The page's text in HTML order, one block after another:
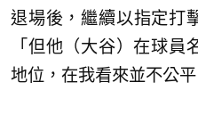
退場後，繼續以指定打
「但他（大谷）在球員
地位，在我看來並不公平